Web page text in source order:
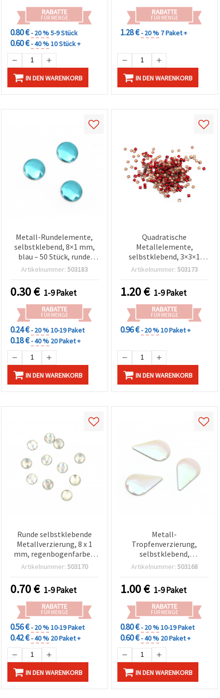
RABATTE
FÜR MENGE
0.80 €- 20 %5-9 Stück
0.60 €- 40 %10 Stück +
IN DEN WARENKORB
RABATTE
FÜR MENGE
1.28 €- 20 % 7 Paket +
IN DEN WARENKORB
Metall-Rundelemente,
selbstklebend, 8×1 mm,
blau – 50 Stück, runde
facettierte Strass-
Scrapbooking & DIY-
Verzierungen
Artikelnummer: 503183
0.30€ 1-9 Paket
RABATTE
FÜR MENGE
0.24 €- 20 %10-19 Paket
0.18 €- 40 % 20 Paket +
IN DEN WARENKORB
Quadratische
Metallelemente,
selbstklebend, 3×3×1
mm, rot – 100 Stück |
Artikelnummer: 503173
1.20€ 1-9 Paket
RABATTE
FÜR MENGE
0.96 €- 20 %10 Paket +
IN DEN WARENKORB
Runde selbstklebende
Metallverzierung, 8 x 1
mm, regenbogenfarben
(sortiert), 50 Stück –
Artikelnummer: 503170
0.70€ 1-9 Paket
RABATTE
FÜR MENGE
0.56 €- 20 %10-19 Paket
0.42 €- 40 % 20 Paket +
IN DEN WARENKORB
Metall-
Tropfenverzierung,
selbstklebend,
Perlmuttweiß mit
8×13×1 mm – 50 Stück
Artikelnummer: 503168
1.00€ 1-9 Paket
RABATTE
FÜR MENGE
0.80 €- 20 %10-19 Paket
0.60 €- 40 % 20 Paket +
IN DEN WARENKORB